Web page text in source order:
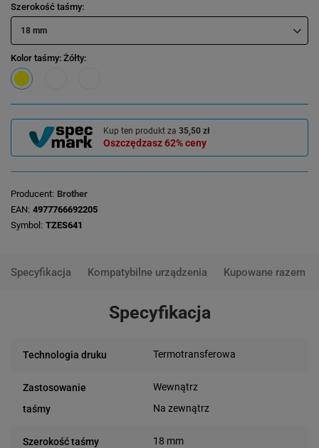
Szerokość taśmy
18 mm
Kolor taśmy: Żółty
Kup ten produkt za 35,50 zł
Oszczędzasz62%ceny
Producent Brother
EAN 4977766692205
Symbol TZES641
Specyfikacja Kompatybilne urządzenia Kupowane razem
Specyfikacja
Technologia druku Termotransferowa
Zastosowanie
taśmy
Wewnątrz
Na zewnątrz
Szerokość taśmy 18 mm